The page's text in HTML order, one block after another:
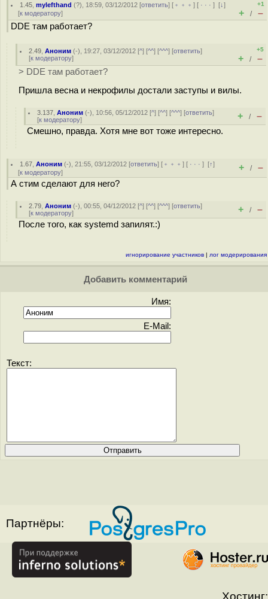
1.45 ,mylefthand (?), 18:59, 03/12/2012 [ответить] [ ﹢﹢﹢] [ · · ·][↓]
[к модератору]
+1
+ / –
DDE там работает?
2.49 ,Аноним (-), 19:27, 03/12/2012 [^] [^^] [^^^] [ответить]
[к модератору]
+5
+ / –
> DDE там работает?
Пришла весна и некрофилы достали заступы и вилы.
3.137 ,Аноним (-), 10:56, 05/12/2012 [^] [^^] [^^^] [ответить]
[к модератору] + / –
Смешно, правда. Хотя мне вот тоже интересно.
1.67 ,Аноним (-), 21:55, 03/12/2012 [ответить] [ ﹢﹢﹢] [ · · ·][↑]
[к модератору] + / –
А стим сделают для него?
2.79 ,Аноним (-), 00:55, 04/12/2012 [^] [^^] [^^^] [ответить]
[к модератору] + / –
После того, как systemd запилят.:)
игнорирование участников | лог модерирования
Добавить комментарий
Имя:
E-Mail:
Текст:
Партнёры:
Хостинг: